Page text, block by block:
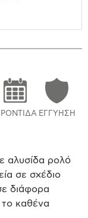
ΕΓΓΎΗΣΗ
αλυσίδα ρολό
σε σχέδιο
διάφορα
το καθένα